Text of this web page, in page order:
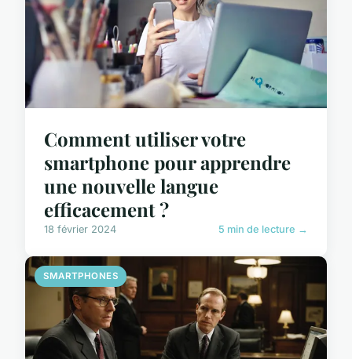
Comment utiliser votre
smartphone pour apprendre
une nouvelle langue
efficacement ?
18 février 2024 5 min de lecture →
SMARTPHONES